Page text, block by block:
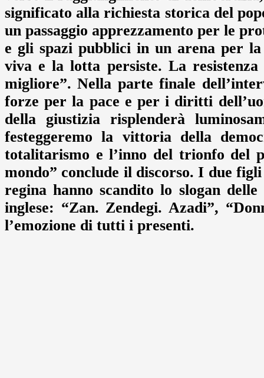
significato alla richiesta storica del
un passaggio apprezzamento per le
e gli spazi pubblici in un arena per
viva e la lotta persiste. La
migliore”. Nella parte finale
forze per la pace e per i diritti
della giustizia risplenderà
festeggeremo la vittoria della
totalitarismo e l’inno del trionfo del
mondo” conclude il discorso. I due
regina hanno scandito lo slogan
inglese: “Zan. Zendegi. Azadi”,
l’emozione di tutti i presenti.